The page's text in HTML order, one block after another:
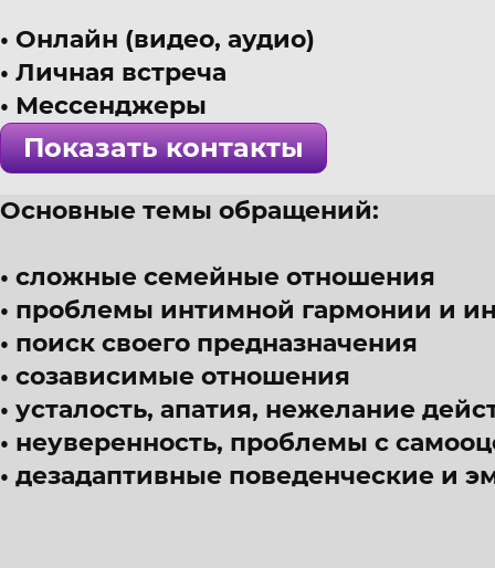
г.Ростов-н
Психолог, психодинамический
! Специалист проверен >>>
Онлайн (видео, аудио)
Личная встреча
Мессенджеры
Показать контакты
Основные темы обращений:
сложные семейные отношения
проблемы интимной гармонии и
поиск своего предназначения
созависимые отношения
усталость, апатия, нежелание
неуверенность, проблемы с
дезадаптивные поведенческие и